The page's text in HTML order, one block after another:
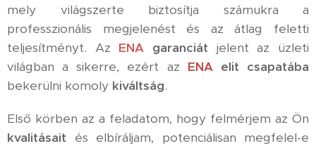
mely világszerte biztosítja számukra a
professzionális megjelenést és az átlag feletti
teljesítményt. Az ENA garanciát jelent az üzleti
világban a sikerre, ezért az ENA elit csapatába
bekerülni komoly kiváltság.
Első körben az a feladatom, hogy felmérjem az Ön
kvalitásait és elbíráljam, potenciálisan megfelel-e